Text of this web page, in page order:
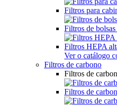
Filtros para
Filtros de
Filtros HEPA
Ver o catálogo
Filtros de carbono
Filtros de
Filtros de